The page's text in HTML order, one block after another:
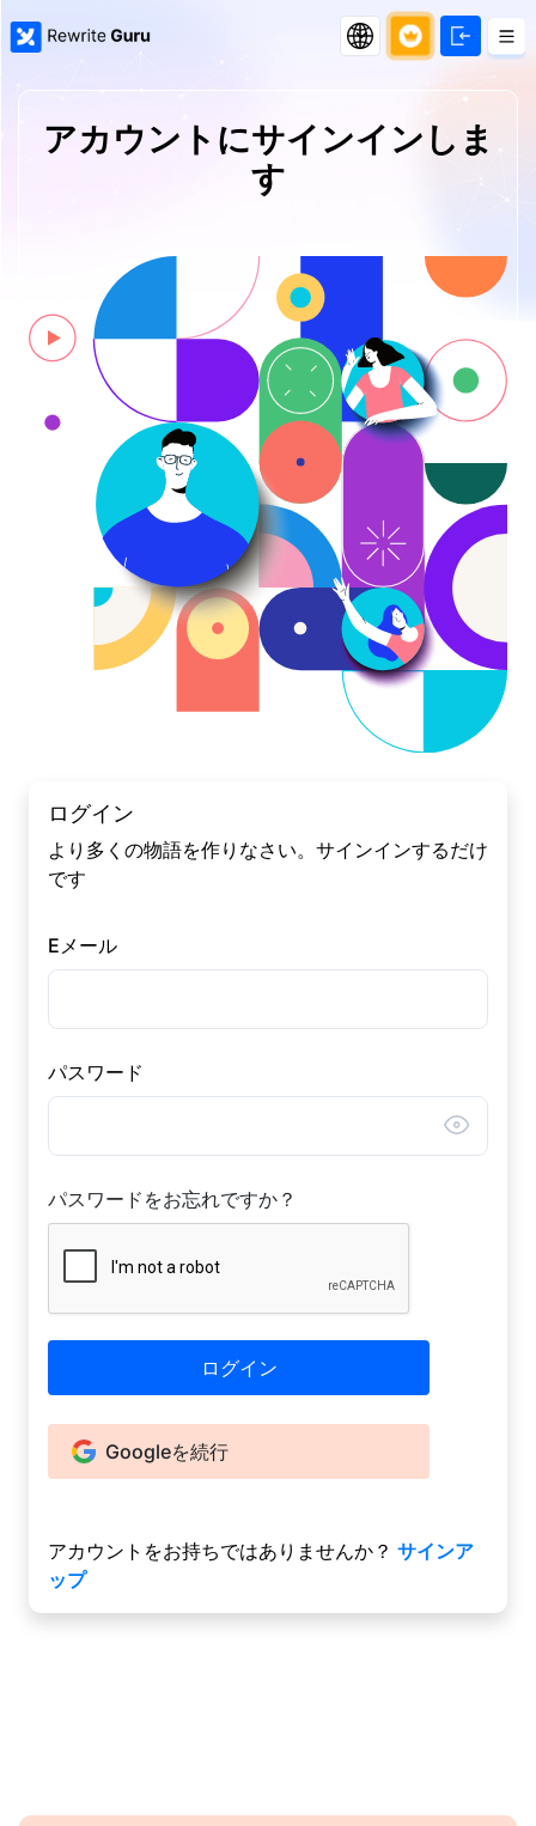
アカウントにサインインしま
す
ログイン
より多くの物語を作りなさい。サインインするだけ
です
Eメール
パスワード
パスワードをお忘れですか？
ログイン
Googleを続行
アカウントをお持ちではありませんか？ サインア
ップ